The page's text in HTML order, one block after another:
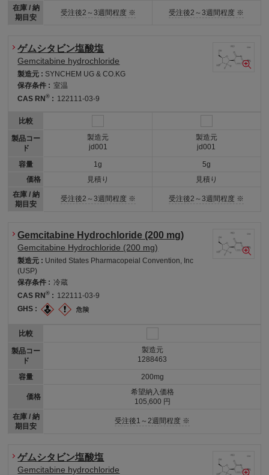
在庫 / 納
期目安
受注後2～3週間程度 ※ 受注後2～3週間程度 ※
ゲムシタビン塩酸塩
Gemcitabine hydrochloride
製造元 : SYNCHEM UG & CO.KG
保存条件 : 室温
CAS RN® : 122111-03-9
比較
製品コー
ド
容量
価格
在庫 / 納
期目安
製造元
jd001
1g
見積り
受注後2～3週間程度 ※
製造元
jd001
5g
見積り
受注後2～3週間程度 ※
Gemcitabine Hydrochloride (200 mg)
Gemcitabine Hydrochloride (200 mg)
製造元 : United States Pharmacopeial Convention, Inc
(USP)
保存条件 : 冷蔵
CAS RN® : 122111-03-9
GHS :
比較
製品コー
ド
容量
価格
在庫 / 納
期目安
製造元
1288463
200mg
希望納入価格
105,600 円
受注後1～2週間程度 ※
ゲムシタビン塩酸塩
Gemcitabine hydrochloride